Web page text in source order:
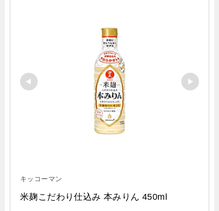
キッコーマン
米麹こだわり仕込み 本みりん 450ml